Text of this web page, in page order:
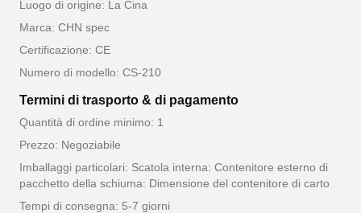
Luogo di origine: La Cina
Marca: CHN spec
Certificazione: CE
Numero di modello: CS-210
Termini di trasporto & di pagamento
Quantità di ordine minimo: 1
Prezzo: Negoziabile
Imballaggi particolari: Scatola interna: Contenitore esterno di
pacchetto della schiuma: Dimensione del contenitore di carto
Tempi di consegna: 5-7 giorni